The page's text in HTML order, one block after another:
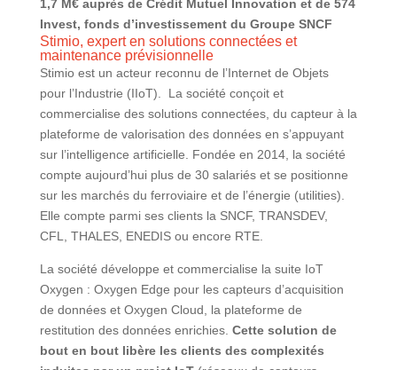
1,7 M€ auprès de Crédit Mutuel Innovation et de 574
Invest, fonds d’investissement du Groupe SNCF
Stimio, expert en solutions connectées et
maintenance prévisionnelle
Stimio est un acteur reconnu de l’Internet de Objets
pour l’Industrie (IIoT). La société conçoit et
commercialise des solutions connectées, du capteur à la
plateforme de valorisation des données en s’appuyant
sur l’intelligence artificielle. Fondée en 2014, la société
compte aujourd’hui plus de 30 salariés et se positionne
sur les marchés du ferroviaire et de l’énergie (utilities).
Elle compte parmi ses clients la SNCF, TRANSDEV,
CFL, THALES, ENEDIS ou encore RTE.
La société développe et commercialise la suite IoT
Oxygen : Oxygen Edge pour les capteurs d’acquisition
de données et Oxygen Cloud, la plateforme de
restitution des données enrichies. Cette solution de
bout en bout libère les clients des complexités